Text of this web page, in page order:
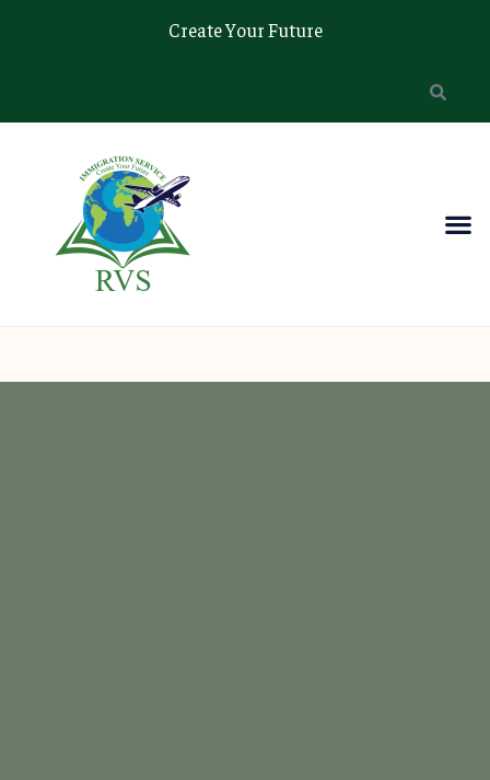
Create Your Future